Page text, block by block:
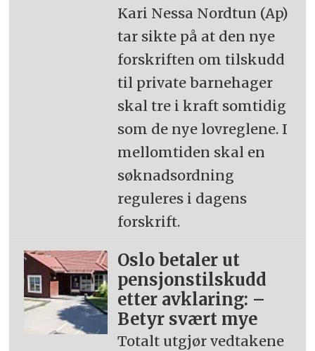
Kari Nessa Nordtun (Ap)
tar sikte på at den nye
forskriften om tilskudd
til private barnehager
skal tre i kraft somtidig
som de nye lovreglene. I
mellomtiden skal en
søknadsordning
reguleres i dagens
forskrift.
Oslo betaler ut
pensjonstilskudd
etter avklaring: –
Betyr svært mye
Totalt utgjør vedtakene